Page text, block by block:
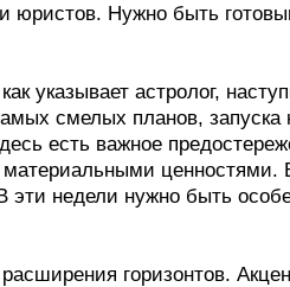
Нужно быть
указывает астролог,
смелых планов, запуска
есть важное
ценностями.
недели нужно быть
горизонтов.